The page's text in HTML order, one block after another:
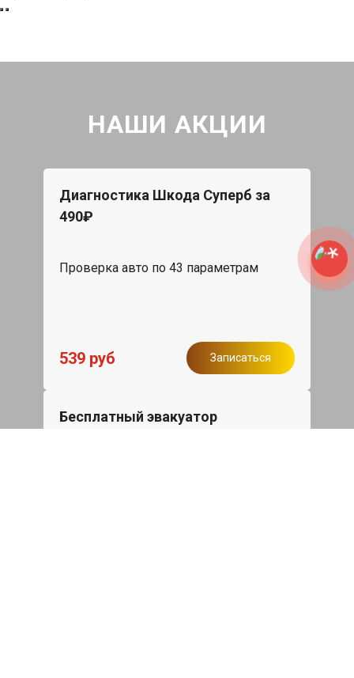
НАШИ АКЦИИ
Диагностика Шкода Суперб за
490₽
Проверка авто по 43 параметрам
539 руб Записаться
Бесплатный эвакуатор